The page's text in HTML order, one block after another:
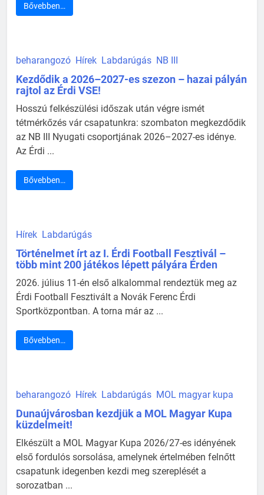
Bővebben…
beharangozó Hírek Labdarúgás NB III
Kezdődik a 2026–2027-es szezon – hazai pályán
rajtol az Érdi VSE!
Hosszú felkészülési időszak után végre ismét
tétmérkőzés vár csapatunkra: szombaton megkezdődik
az NB III Nyugati csoportjának 2026–2027-es idénye.
Az Érdi ...
Bővebben…
Hírek Labdarúgás
Történelmet írt az I. Érdi Football Fesztivál –
több mint 200 játékos lépett pályára Érden
2026. július 11-én első alkalommal rendeztük meg az
Érdi Football Fesztivált a Novák Ferenc Érdi
Sportközpontban. A torna már az ...
Bővebben…
beharangozó Hírek Labdarúgás MOL magyar kupa
Dunaújvárosban kezdjük a MOL Magyar Kupa
küzdelmeit!
Elkészült a MOL Magyar Kupa 2026/27-es idényének
első fordulós sorsolása, amelynek értelmében felnőtt
csapatunk idegenben kezdi meg szereplését a
sorozatban ...